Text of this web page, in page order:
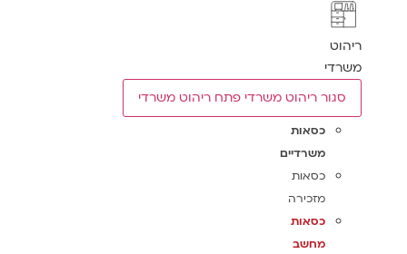
ריהוט
משרדי
סגור ריהוט משרדי פתח ריהוט משרדי
כסאות
משרדיים
כסאות
מזכירה
כסאות
מחשב